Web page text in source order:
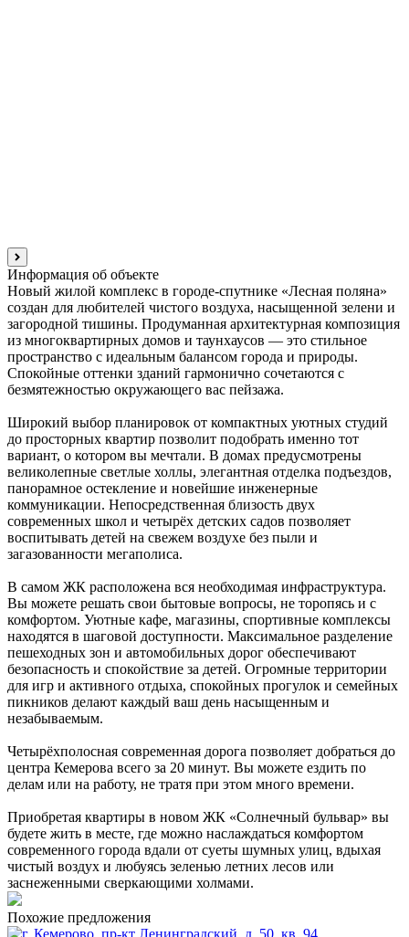
Информация об объекте
Новый жилой комплекс в городе-спутнике «Лесная поляна»
создан для любителей чистого воздуха, насыщенной зелени и
загородной тишины. Продуманная архитектурная композиция
из многоквартирных домов и таунхаусов — это стильное
пространство с идеальным балансом города и природы.
Спокойные оттенки зданий гармонично сочетаются с
безмятежностью окружающего вас пейзажа.
Широкий выбор планировок от компактных уютных студий
до просторных квартир позволит подобрать именно тот
вариант, о котором вы мечтали. В домах предусмотрены
великолепные светлые холлы, элегантная отделка подъездов,
панорамное остекление и новейшие инженерные
коммуникации. Непосредственная близость двух
современных школ и четырёх детских садов позволяет
воспитывать детей на свежем воздухе без пыли и
загазованности мегаполиса.
В самом ЖК расположена вся необходимая инфраструктура.
Вы можете решать свои бытовые вопросы, не торопясь и с
комфортом. Уютные кафе, магазины, спортивные комплексы
находятся в шаговой доступности. Максимальное разделение
пешеходных зон и автомобильных дорог обеспечивают
безопасность и спокойствие за детей. Огромные территории
для игр и активного отдыха, спокойных прогулок и семейных
пикников делают каждый ваш день насыщенным и
незабываемым.
Четырёхполосная современная дорога позволяет добраться до
центра Кемерова всего за 20 минут. Вы можете ездить по
делам или на работу, не тратя при этом много времени.
Приобретая квартиры в новом ЖК «Солнечный бульвар» вы
будете жить в месте, где можно наслаждаться комфортом
современного города вдали от суеты шумных улиц, вдыхая
чистый воздух и любуясь зеленью летних лесов или
заснеженными сверкающими холмами.
Похожие предложения